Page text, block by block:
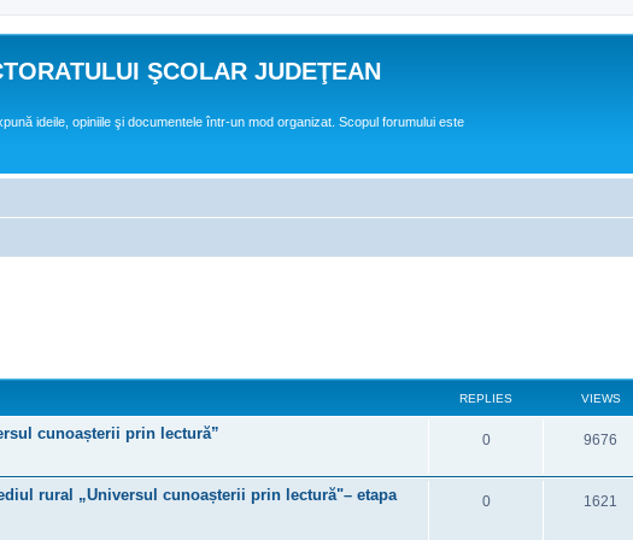
ŞCOLAR JUDEŢEAN
ideile, opiniile şi documentele într-un mod organizat. Scopul forumului este
REPLIES VIEWS
cunoașterii prin lectură” 0R
p
9676
rural „Universul cunoașterii prin lectură"– etapa
0R
1621